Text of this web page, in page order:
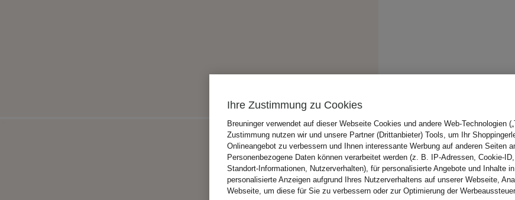
Ihre Zustimmung zu Cookies
Breuninger verwendet auf dieser Webseite Cookies und andere Web-Technologien
Zustimmung nutzen wir und unsere Partner (Drittanbieter) Tools, um Ihr
Onlineangebot zu verbessern und Ihnen interessante Werbung auf anderen Seiten
Personenbezogene Daten können verarbeitet werden (z. B. IP-Adressen, Cookie-
Standort-Informationen, Nutzerverhalten), für personalisierte Angebote und Inhalte
personalisierte Anzeigen aufgrund Ihres Nutzerverhaltens auf unserer Webseite,
Webseite, um diese für Sie zu verbessern oder zur Optimierung der